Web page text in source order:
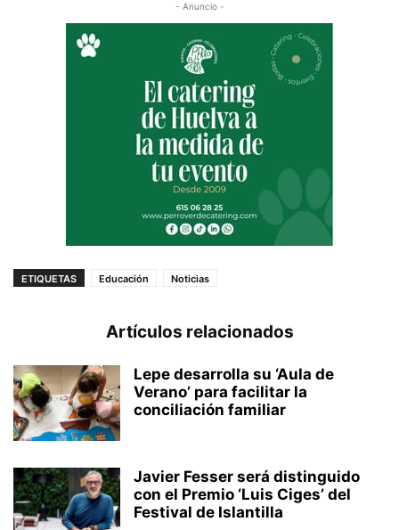
- Anuncio -
ETIQUETAS Educación Noticias
Artículos relacionados
Lepe desarrolla su ‘Aula de
Verano’ para facilitar la
conciliación familiar
Javier Fesser será distinguido
con el Premio ‘Luis Ciges’ del
Festival de Islantilla